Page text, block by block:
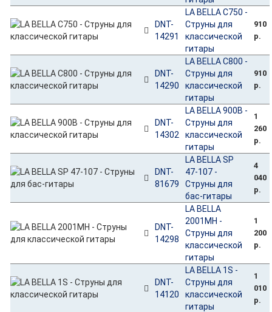
DNT-
14291
LA BELLA C750 -
Струны для
классической
гитары
910
р.
DNT-
14290
LA BELLA C800 -
Струны для
классической
гитары
910
р.
DNT-
14302
LA BELLA 900B -
Струны для
классической
гитары
1
260
р.
DNT-
81679
LA BELLA SP
47-107 -
Струны для
бас-гитары
4
040
р.
DNT-
14298
LA BELLA
2001MH -
Струны для
классической
гитары
1
200
р.
DNT-
14120
LA BELLA 1S -
Струны для
классической
гитары
1
010
р.